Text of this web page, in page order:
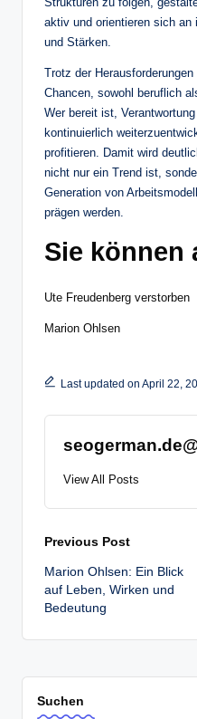
aktiv und orientieren sich an
und Stärken.
Trotz der
Chancen, sowohl beruflich
Wer bereit ist,
kontinuierlich
profitieren. Damit wird
nicht nur ein Trend ist,
Generation von
prägen werden.
Sie können
Ute Freudenberg verstorben
Marion Ohlsen
Last updated on April 22,
View All Posts
Post
navigation
Previous Post
Marion Ohlsen: Ein Blick
auf Leben, Wirken und
Bedeutung
Suchen